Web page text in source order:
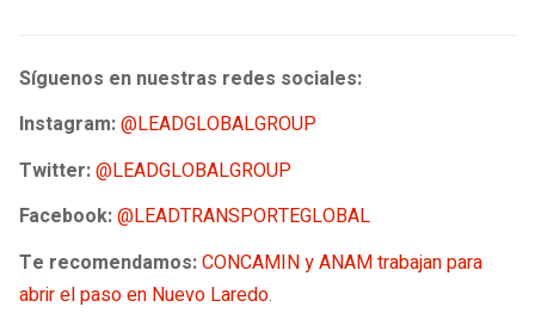
Síguenos en nuestras redes sociales:
Instagram:@LEADGLOBALGROUP
Twitter:@LEADGLOBALGROUP
Facebook:@LEADTRANSPORTEGLOBAL
Te recomendamos:CONCAMIN y ANAM trabajan para
abrir el paso en Nuevo Laredo.